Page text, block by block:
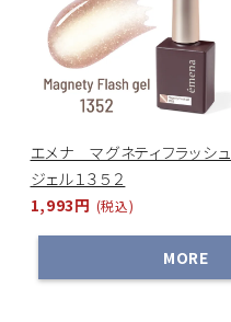
エメナ マグネティフラッシュ
ジェル１３５２
1,993円 (税込)
MORE